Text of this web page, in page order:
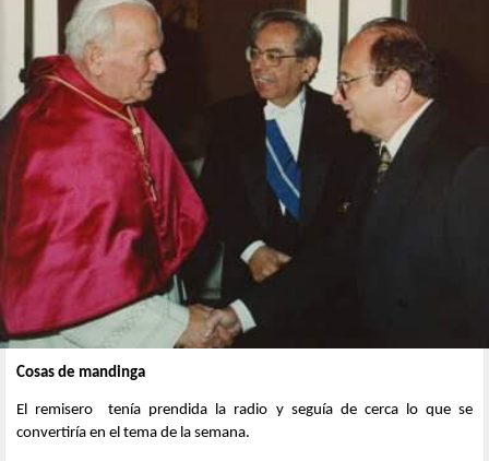
Cosas de mandinga
El remisero tenía prendida la radio y seguía de cerca lo que se
convertiría en el tema de la semana.